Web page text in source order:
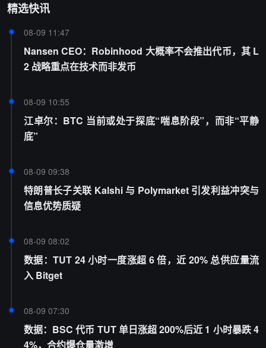
精选快讯
08-09 11:47
Nansen CEO：Robinhood 大概率不会推出代币，其 L
2 战略重点在技术而非发币
08-09 10:55
江卓尔：BTC 当前或处于探底“喘息阶段”，而非“平静
底”
08-09 09:38
特朗普长子关联 Kalshi 与 Polymarket 引发利益冲突与
信息优势质疑
08-09 08:02
数据：TUT 24 小时一度涨超 6 倍，近 20% 总供应量流
入 Bitget
08-09 07:30
数据：BSC 代币 TUT 单日涨超 200%后近 1 小时暴跌 4
4%，合约爆仓量激增